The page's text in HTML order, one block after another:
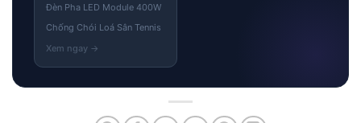
Đèn Pha LED Module 400W
Chống Chói Loá Sân Tennis